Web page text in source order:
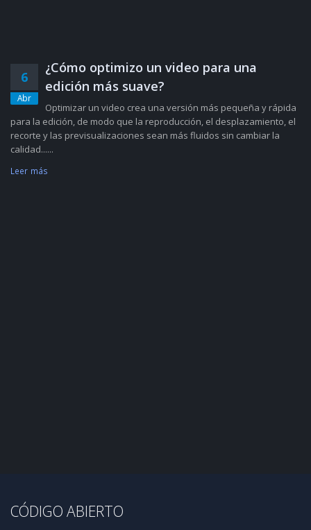
6
Abr
¿Cómo optimizo un video para una
edición más suave?
Optimizar un video crea una versión más pequeña y rápida
para la edición, de modo que la reproducción, el desplazamiento, el
recorte y las previsualizaciones sean más fluidos sin cambiar la
calidad......
Leer más
CÓDIGO ABIERTO